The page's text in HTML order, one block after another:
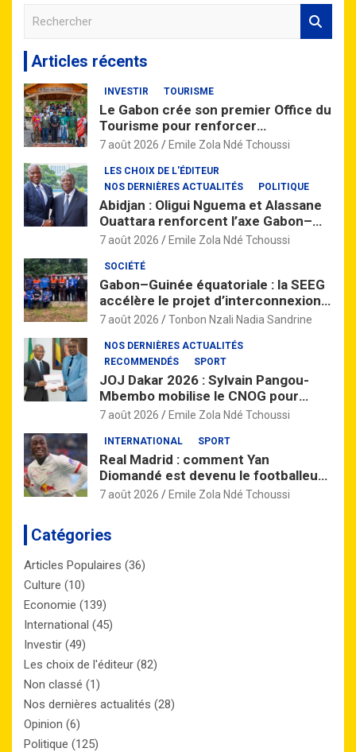
r
c
h
e
r
Articles récents
INVESTIR TOURISME
Le Gabon crée son premier Office du
Tourisme pour renforcer
l’attractivité de la destination
7 août 2026 Emile Zola Ndé Tchoussi
LES CHOIX DE L'ÉDITEUR
NOS DERNIÈRES ACTUALITÉS
POLITIQUE
Abidjan : Oligui Nguema et Alassane
Ouattara renforcent l’axe Gabon–
Côte d’Ivoire
7 août 2026 Emile Zola Ndé Tchoussi
SOCIÉTÉ
Gabon–Guinée équatoriale : la SEEG
accélère le projet d’interconnexion
électrique dans le Woleu-Ntem
7 août 2026 Tonbon Nzali Nadia Sandrine
NOS DERNIÈRES ACTUALITÉS
RECOMMENDÉS
SPORT
JOJ Dakar 2026 : Sylvain Pangou-
Mbembo mobilise le CNOG pour
préparer la relève gabonaise
7 août 2026 Emile Zola Ndé Tchoussi
INTERNATIONAL SPORT
Real Madrid : comment Yan
Diomandé est devenu le footballeur
africain le plus cher de l’histoire
7 août 2026 Emile Zola Ndé Tchoussi
Catégories
Articles Populaires (36)
Culture (10)
Economie (139)
International (45)
Investir (49)
Les choix de l'éditeur (82)
Non classé (1)
Nos dernières actualités (28)
Opinion (6)
Politique (125)